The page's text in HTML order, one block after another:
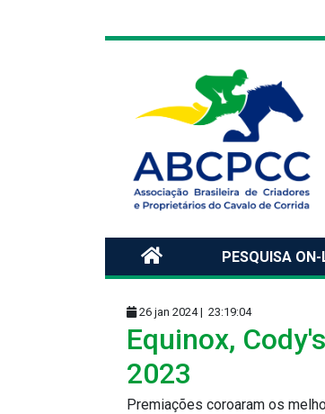
PESQUISA ON-
26 jan 2024 | 23:19:04
Equinox,
2023
Premiações coroaram os